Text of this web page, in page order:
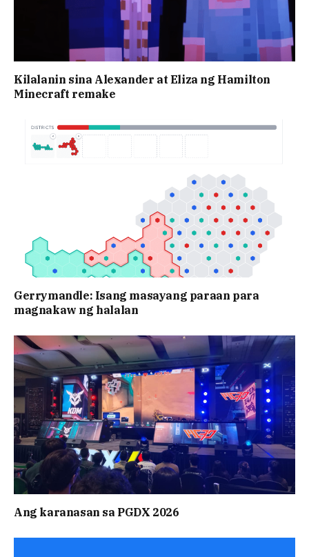
Kilalanin sina Alexander at Eliza ng Hamilton
Minecraft remake
Gerrymandle: Isang masayang paraan para
magnakaw ng halalan
Ang karanasan sa PGDX 2026